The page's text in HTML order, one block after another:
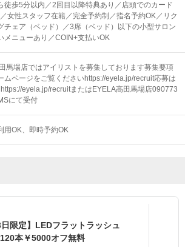
徒歩5分以内／2回目以降特典あり／店頭でのカード
女性スタッフ在籍／完全予約制／指名予約OK／リク
チェア（ベッド）／3席（ベッド）以下の小型サロン
メニューあり／COIN+支払いOK
馬場店ではアイリストを募集しております募集要項
ムページをご覧くださいhttps://eyela.jp/recruit応募は
eyela.jp/recruitまたはEYELA高田馬場店090773
にて受付
用OK 即時予約OK
日限定】LEDフラットラッシュ
本￥5000オフ無料